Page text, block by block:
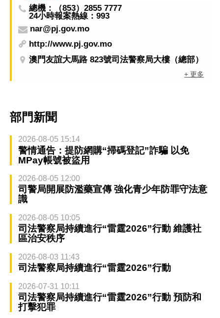
總機：（853）2855 7777
24小時報案熱線：993
nar@pj.gov.mo
http://www.pj.gov.mo
澳門友誼大馬路 823號司法警察局大樓（總部）
+ 更多
部門新聞
2026-08-05 15:14
警情通告：提防網購“掃碼登記”詐騙 以免
MPay帳號被盜用
2026-08-05 12:00
司警局開展防濫藥宣傳 強化青少年防罪守法意
識
2026-08-05 10:05
司法警察局持續進行“雷霆2026”行動 維護社
區治安秩序
2026-08-03 11:43
司法警察局持續進行“雷霆2026”行動
2026-07-31 10:11
司法警察局持續進行“雷霆2026”行動 預防和
打擊犯罪